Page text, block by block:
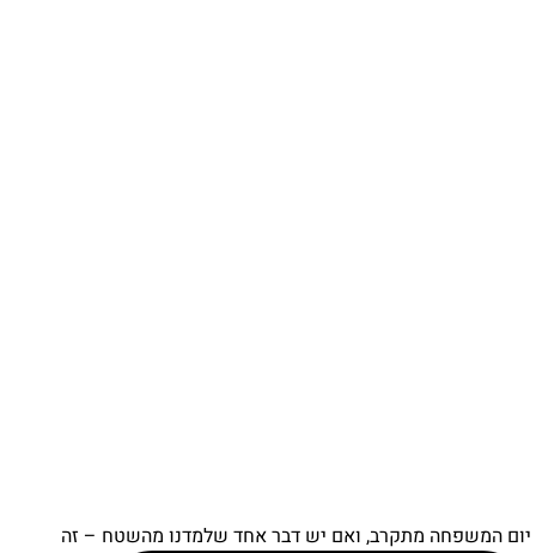
יום המשפחה מתקרב, ואם יש דבר אחד שלמדנו מהשטח – זה